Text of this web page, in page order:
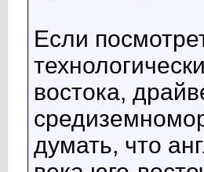
Если
востока,
думать, что